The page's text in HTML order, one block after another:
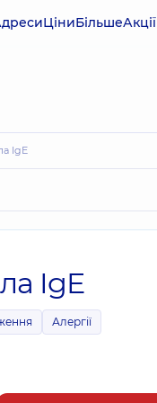
ЦіниБільшеАкції
IgE
IgE
Алергії